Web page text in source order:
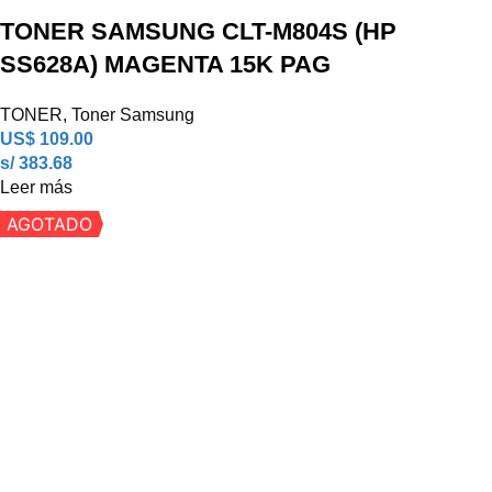
TONER SAMSUNG CLT-M804S (HP
SS628A) MAGENTA 15K PAG
TONER, Toner Samsung
US$ 109.00
s/ 383.68
Leer más
AGOTADO